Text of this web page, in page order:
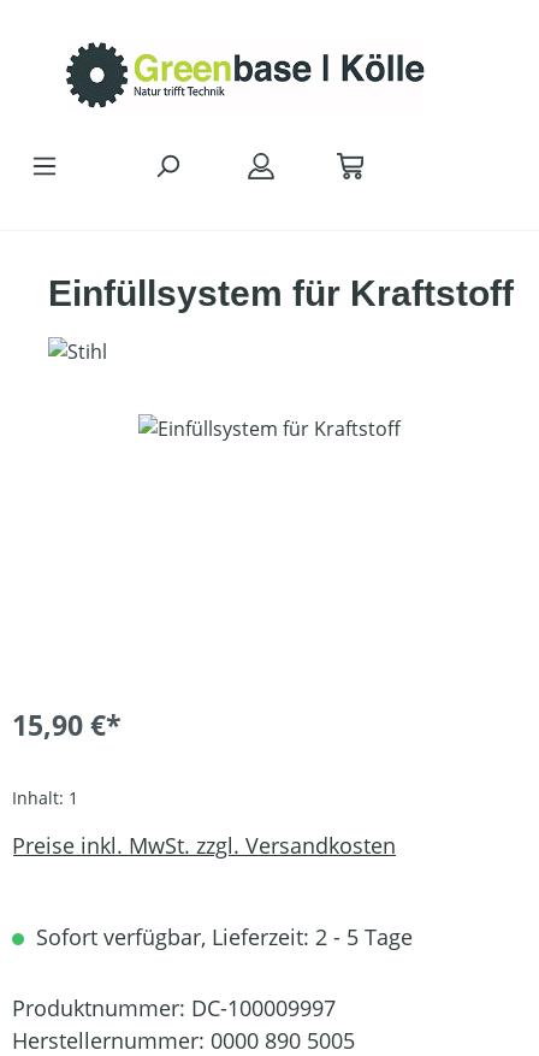
Einfüllsystem für Kraftstoff
Bildergalerie überspringen
15,90 €*
Inhalt: 1
Preise inkl. MwSt. zzgl. Versandkosten
Sofort verfügbar, Lieferzeit: 2 - 5 Tage
Produktnummer: DC-100009997
Herstellernummer: 0000 890 5005